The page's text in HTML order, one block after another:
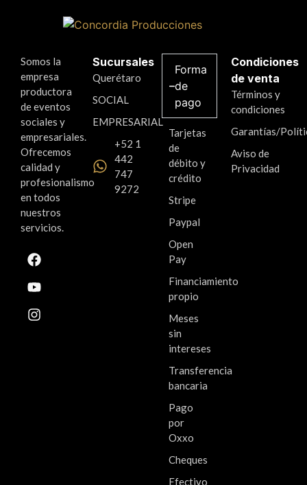
Somos la
empresa
productora
de eventos
sociales y
empresariales.
Ofrecemos
calidad y
profesionalismo
en todos
nuestros
servicios.
Sucursales
Querétaro
SOCIAL
EMPRESARIAL
+52 1
442
747
9272
Forma
de
pago
Tarjetas
de
débito y
crédito
Stripe
Paypal
Open
Pay
Financiamiento
propio
Meses
sin
intereses
Transferencia
bancaria
Pago
por
Oxxo
Cheques
Efectivo
Condiciones
de venta
Términos y
condiciones
Garantías/
Aviso de
Privacidad